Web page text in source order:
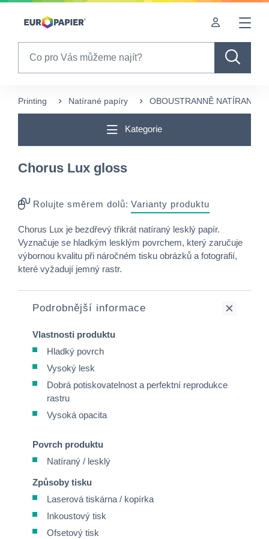
Table Of Content
Printing Natírané papíry OBOUSTRANNĚ NATÍRANÉ
Kategorie
Chorus Lux gloss
Rolujte směrem dolů: Varianty produktu
Chorus Lux je bezdřevý třikrát natíraný lesklý papír.
Vyznačuje se hladkým lesklým povrchem, který zaručuje
výbornou kvalitu při náročném tisku obrázků a fotografií,
které vyžadují jemný rastr.
Podrobnější informace
Vlastnosti produktu
Hladký povrch
Vysoký lesk
Dobrá potiskovatelnost a perfektní reprodukce
rastru
Vysoká opacita
Povrch produktu
Natíraný / lesklý
Způsoby tisku
Laserová tiskárna / kopírka
Inkoustový tisk
Ofsetový tisk